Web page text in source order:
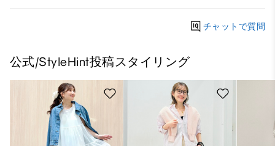
チャットで質問
公式/StyleHint投稿スタイリング